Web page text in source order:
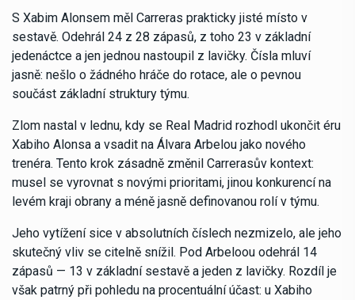
S Xabim Alonsem měl Carreras prakticky jisté místo v
sestavě. Odehrál 24 z 28 zápasů, z toho 23 v základní
jedenáctce a jen jednou nastoupil z lavičky. Čísla mluví
jasně: nešlo o žádného hráče do rotace, ale o pevnou
součást základní struktury týmu.
Zlom nastal v lednu, kdy se Real Madrid rozhodl ukončit éru
Xabiho Alonsa a vsadit na Álvara Arbelou jako nového
trenéra. Tento krok zásadně změnil Carrerasův kontext:
musel se vyrovnat s novými prioritami, jinou konkurencí na
levém kraji obrany a méně jasně definovanou rolí v týmu.
Jeho vytížení sice v absolutních číslech nezmizelo, ale jeho
skutečný vliv se citelně snížil. Pod Arbeloou odehrál 14
zápasů — 13 v základní sestavě a jeden z lavičky. Rozdíl je
však patrný při pohledu na procentuální účast: u Xabiho